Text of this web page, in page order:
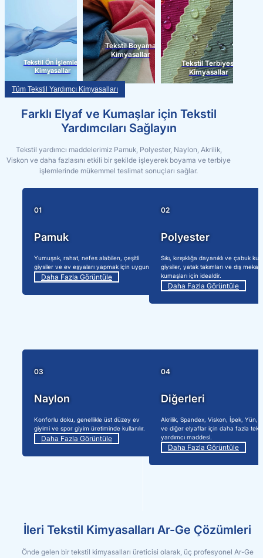
Tekstil Ön İşlemleri
Kimyasallar
Tekstil Boyama
Kimyasallar
Tekstil Terbiyesi
Kimyasallar
Tüm Tekstil Yardımcı Kimyasalları
Farklı Elyaf ve Kumaşlar için Tekstil
Yardımcıları Sağlayın
Tekstil yardımcı maddelerimiz Pamuk, Polyester, Naylon, Akrilik,
Viskon ve daha fazlasını etkili bir şekilde işleyerek boyama ve terbiye
işlemlerinde mükemmel teslimat sonuçları sağlar.
01
Pamuk
Yumuşak, rahat, nefes alabilen, çeşitli
giysiler ve ev eşyaları yapmak için uygun
Daha Fazla Görüntüle
02
Polyester
Sıkı, kırışıklığa dayanıklı ve çabuk
giysiler, yatak takımları ve dış mekan
kumaşları için idealdir.
Daha Fazla Görüntüle
03
Naylon
Konforlu doku, genellikle üst düzey ev
giyimi ve spor giyim üretiminde kullanılır.
Daha Fazla Görüntüle
04
Diğerleri
Akrilik, Spandex, Viskon, İpek, Yün,
ve diğer elyaflar için daha fazla
yardımcı maddesi.
Daha Fazla Görüntüle
İleri Tekstil Kimyasalları Ar-Ge Çözümleri
Önde gelen bir tekstil kimyasalları üreticisi olarak, üç profesyonel Ar-Ge